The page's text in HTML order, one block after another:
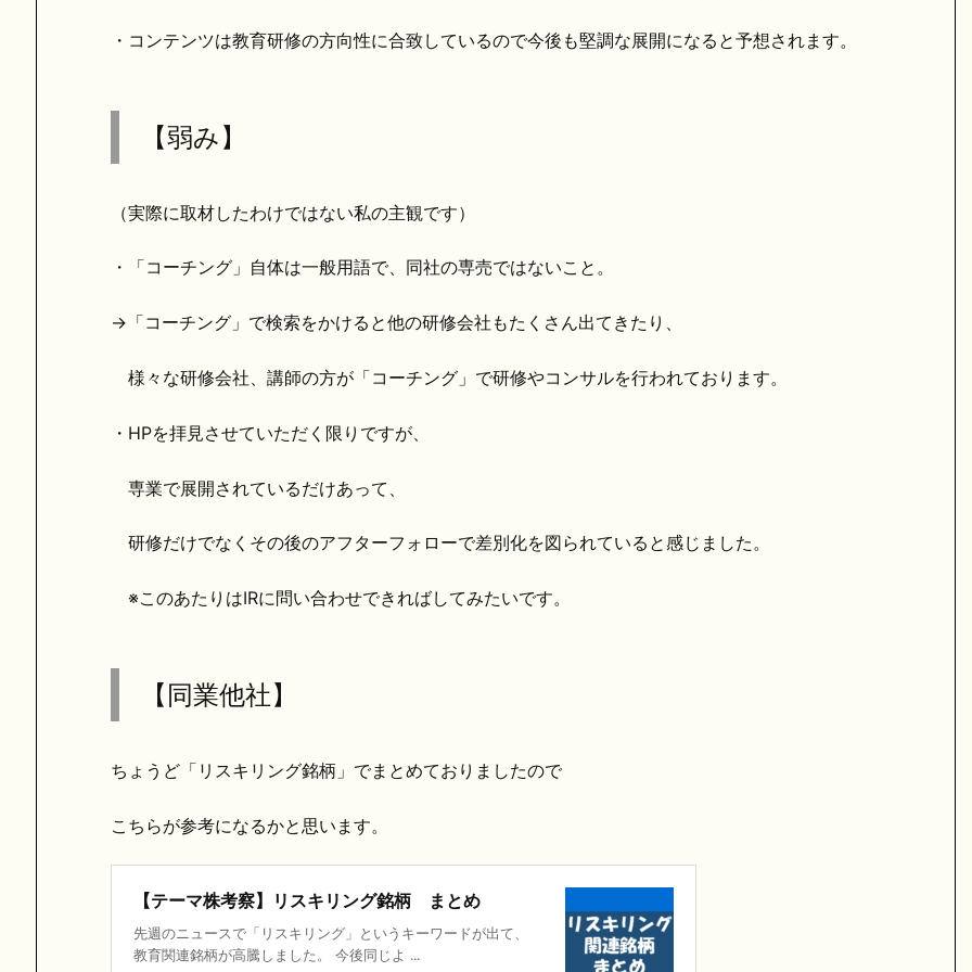
・コンテンツは教育研修の方向性に合致しているので今後も堅調な展開になると予想されます。
【弱み】
（実際に取材したわけではない私の主観です）
・「コーチング」自体は一般用語で、同社の専売ではないこと。
→「コーチング」で検索をかけると他の研修会社もたくさん出てきたり、
様々な研修会社、講師の方が「コーチング」で研修やコンサルを行われております。
・HPを拝見させていただく限りですが、
専業で展開されているだけあって、
研修だけでなくその後のアフターフォローで差別化を図られていると感じました。
※このあたりはIRに問い合わせできればしてみたいです。
【同業他社】
ちょうど「リスキリング銘柄」でまとめておりましたので
こちらが参考になるかと思います。
【テーマ株考察】リスキリング銘柄 まとめ
先週のニュースで「リスキリング」というキーワードが出て、
教育関連銘柄が高騰しました。 今後同じよ ...